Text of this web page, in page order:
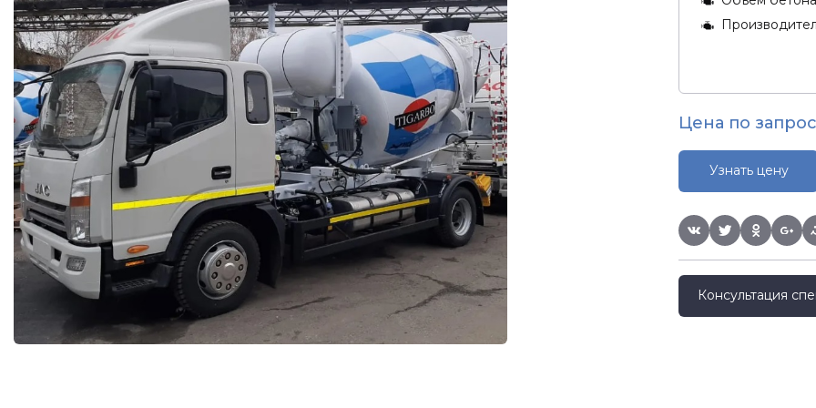
Цена по
Узнать цену
Консультация